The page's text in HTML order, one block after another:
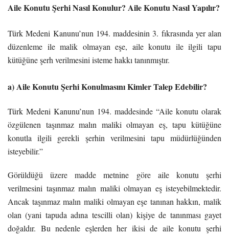
Aile Konutu Şerhi Nasıl Konulur? Aile Konutu Nasıl Yapılır?
Türk Medeni Kanunu’nun 194. maddesinin 3. fıkrasında yer alan
düzenleme ile malik olmayan eşe, aile konutu ile ilgili tapu
kütüğüne şerh verilmesini isteme hakkı tanınmıştır.
a) Aile Konutu Şerhi Konulmasını Kimler Talep Edebilir?
Türk Medeni Kanunu’nun 194. maddesinde “Aile konutu olarak
özgülenen taşınmaz malın maliki olmayan eş, tapu kütüğüne
konutla ilgili gerekli şerhin verilmesini tapu müdürlüğünden
isteyebilir.”
Görüldüğü üzere madde metnine göre aile konutu şerhi
verilmesini taşınmaz malın maliki olmayan eş isteyebilmektedir.
Ancak taşınmaz malın maliki olmayan eşe tanınan hakkın, malik
olan (yani tapuda adına tescilli olan) kişiye de tanınması gayet
doğaldır. Bu nedenle eşlerden her ikisi de aile konutu şerhi